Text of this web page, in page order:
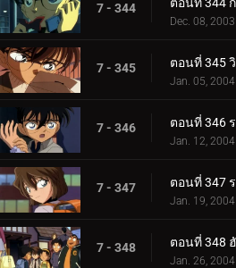
7 - 344
Dec. 08, 2003
7 - 345
Jan. 05, 2004
7 - 346
Jan. 12, 2004
7 - 347
Jan. 19, 2004
7 - 348
Jan. 26, 2004